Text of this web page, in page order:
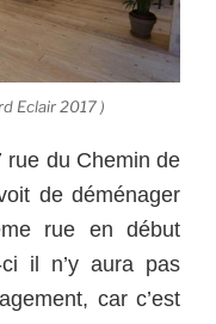
Eclair 2017 )
rue du Chemin de
de déménager
rue en début
il n’y aura pas
car c’est